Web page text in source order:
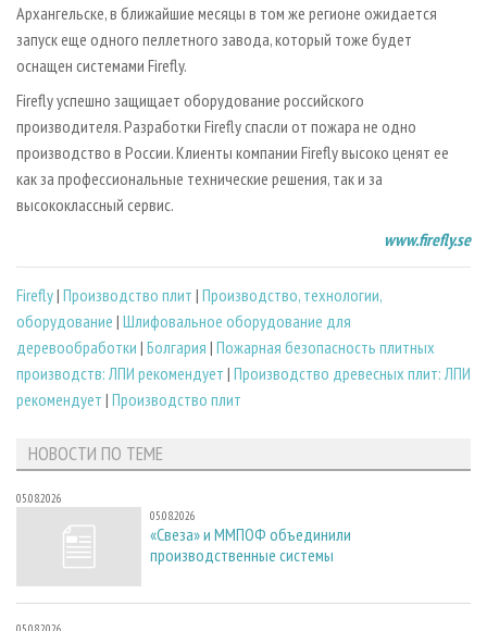
Архангельске, в ближайшие месяцы в том же регионе ожидается
запуск еще одного пеллетного завода, который тоже будет
оснащен системами Firefly.
Firefly успешно защищает оборудование российского
производителя. Разработки Firefly спасли от пожара не одно
производство в России. Клиенты компании Firefly высоко ценят ее
как за профессиональные технические решения, так и за
высококлассный сервис.
www.firefly.se
Firefly| Производство плит | Производство, технологии,
оборудование | Шлифовальное оборудование для
деревообработки | Болгария | Пожарная безопасность плитных
производств: ЛПИ рекомендует | Производство древесных плит: ЛПИ
рекомендует | Производство плит
НОВОСТИ ПО ТЕМЕ
05.08.2026
05.08.2026
«Свеза» и ММПОФ объединили
производственные системы